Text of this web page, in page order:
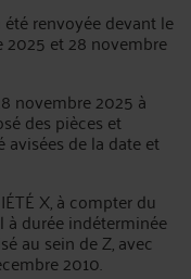
renvoyée devant le
2025 et 28 novembre
novembre 2025 à
des pièces et
avisées de la date et
X, à compter du
à durée indéterminée
au sein de Z, avec
2010.